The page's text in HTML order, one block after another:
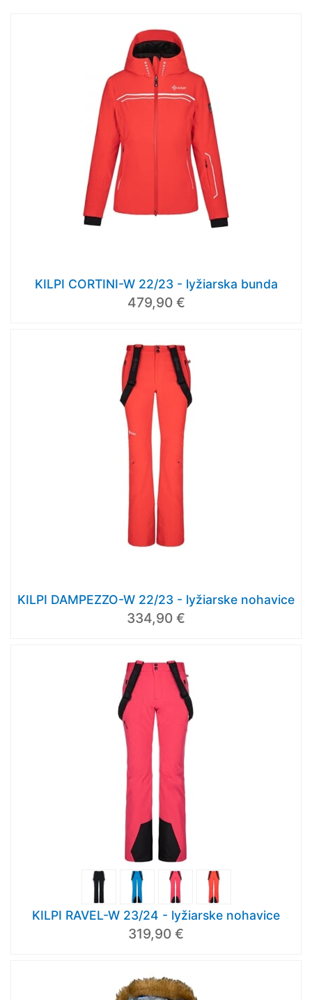
KILPI CORTINI-W 22/23 - lyžiarska bunda
479,90 €
KILPI DAMPEZZO-W 22/23 - lyžiarske nohavice
334,90 €
KILPI RAVEL-W 23/24 - lyžiarske nohavice
319,90 €